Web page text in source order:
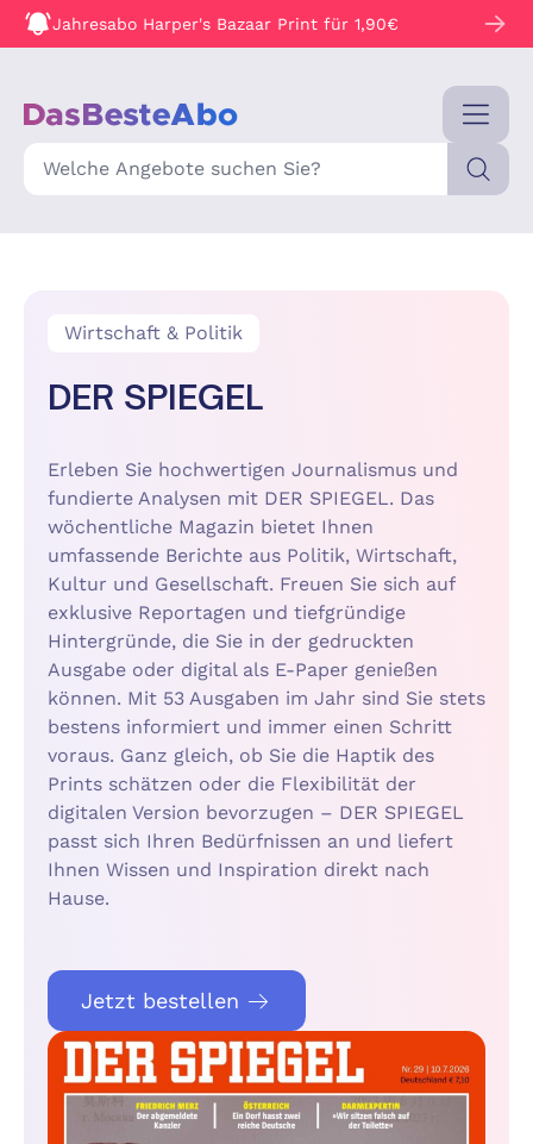
Jahresabo Harper's Bazaar Print für 1,90€
Suche
Wirtschaft & Politik
DER SPIEGEL
Erleben Sie hochwertigen Journalismus und
fundierte Analysen mit DER SPIEGEL. Das
wöchentliche Magazin bietet Ihnen
umfassende Berichte aus Politik, Wirtschaft,
Kultur und Gesellschaft. Freuen Sie sich auf
exklusive Reportagen und tiefgründige
Hintergründe, die Sie in der gedruckten
Ausgabe oder digital als E-Paper genießen
können. Mit 53 Ausgaben im Jahr sind Sie stets
bestens informiert und immer einen Schritt
voraus. Ganz gleich, ob Sie die Haptik des
Prints schätzen oder die Flexibilität der
digitalen Version bevorzugen – DER SPIEGEL
passt sich Ihren Bedürfnissen an und liefert
Ihnen Wissen und Inspiration direkt nach
Hause.
Jetzt bestellen